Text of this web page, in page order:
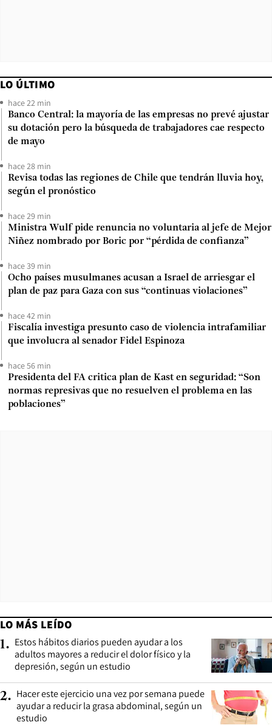
LO ÚLTIMO
hace 22 min
Banco Central: la mayoría de las empresas no prevé ajustar
su dotación pero la búsqueda de trabajadores cae respecto
de mayo
hace 28 min
Revisa todas las regiones de Chile que tendrán lluvia hoy,
según el pronóstico
hace 29 min
Ministra Wulf pide renuncia no voluntaria al jefe de Mejor
Niñez nombrado por Boric por “pérdida de confianza”
hace 39 min
Ocho países musulmanes acusan a Israel de arriesgar el
plan de paz para Gaza con sus “continuas violaciones”
hace 42 min
Fiscalía investiga presunto caso de violencia intrafamiliar
que involucra al senador Fidel Espinoza
hace 56 min
Presidenta del FA critica plan de Kast en seguridad: “Son
normas represivas que no resuelven el problema en las
poblaciones”
LO MÁS LEÍDO
1. Estos hábitos diarios pueden ayudar a los
adultos mayores a reducir el dolor físico y la
depresión, según un estudio
2. Hacer este ejercicio una vez por semana puede
ayudar a reducir la grasa abdominal, según un
estudio